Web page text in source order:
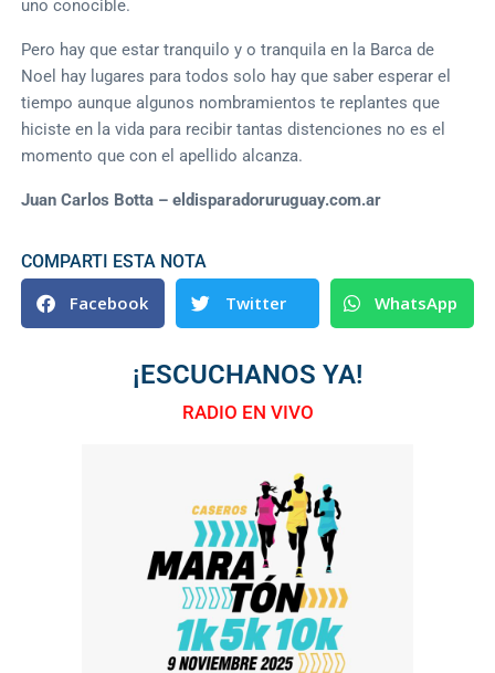
uno conocible.
Pero hay que estar tranquilo y o tranquila en la Barca de
Noel hay lugares para todos solo hay que saber esperar el
tiempo aunque algunos nombramientos te replantes que
hiciste en la vida para recibir tantas distenciones no es el
momento que con el apellido alcanza.
Juan Carlos Botta – eldisparadoruruguay.com.ar
COMPARTI ESTA NOTA
Facebook Twitter WhatsApp
¡ESCUCHANOS YA!
RADIO EN VIVO